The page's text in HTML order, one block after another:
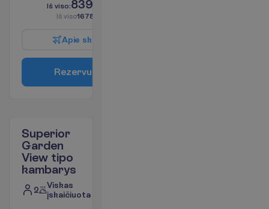
Iš viso:839.00
Iš viso1678.00
Apie sk
Rezervu
Superior
Garden
View tipo
kambarys
2
Viskas
įskaičiuota